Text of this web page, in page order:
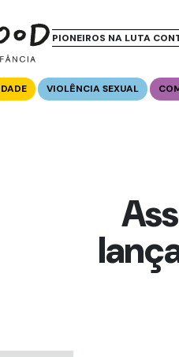
PIONEIROS NA LUTA
VIOLÊNCIA SEXUAL